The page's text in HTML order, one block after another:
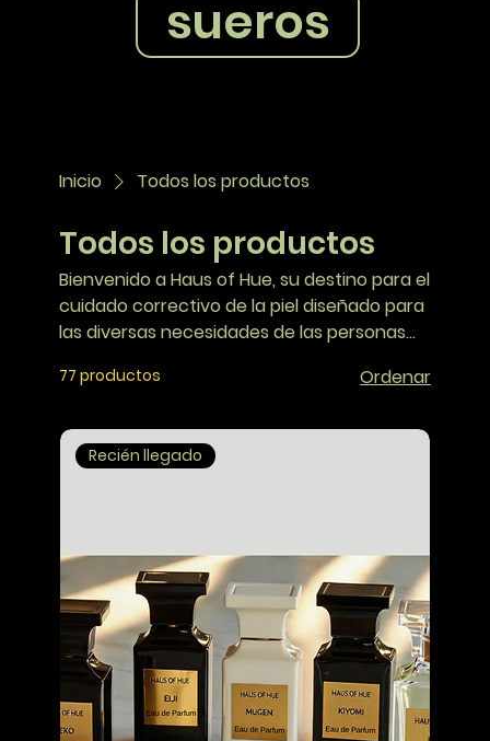
sueros
Inicio Todos los productos
Todos los productos
Bienvenido a Haus of Hue, su destino para el
cuidado correctivo de la piel diseñado para
las diversas necesidades de las personas
77 productos Ordenar
Recién llegado